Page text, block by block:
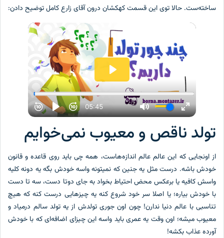
ساخته‌ست. حالا توی این قسمت کهکشان درون آقای زارع کامل توضیح دادن:
تولد ناقص و معیوب نمی‌خوایم
از اونجایی که این عالم عالم اندازه‌هاست، همه چی باید روی قاعده و قانون
خودش باشه. درست مثل یه جنین که نمیتونه واسه خودش بگه یه دونه کلیه
واسش کافیه یا برعکس محض احتیاط بخواد به جای دوتا دست، سه تا دست
با خودش بیاره؛ یا اصلا سر خود شروع کنه یه چیزهایی درست کنه که هیچ
تناسبی با عالم دنیا ندارن! چون اون جوری تولدش از یه تولد سالم درمیاد و
معیوب میشه؛ اون وقت یه عمری باید واسه این چیزای اضافه‌ای که با خودش
آورده عذاب بکشه!